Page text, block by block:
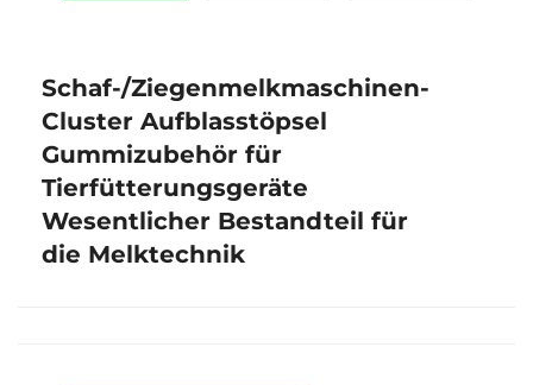
Schaf-/Ziegenmelkmaschinen-
Cluster Aufblasstöpsel
Gummizubehör für
Tierfütterungsgeräte
Wesentlicher Bestandteil für
die Melktechnik